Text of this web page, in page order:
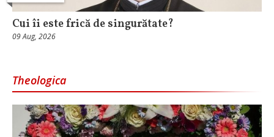
Cui îi este frică de singurătate?
09 Aug, 2026
Theologica